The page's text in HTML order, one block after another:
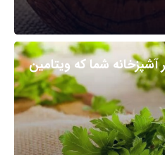
آشپزخانه شما که ویتامین